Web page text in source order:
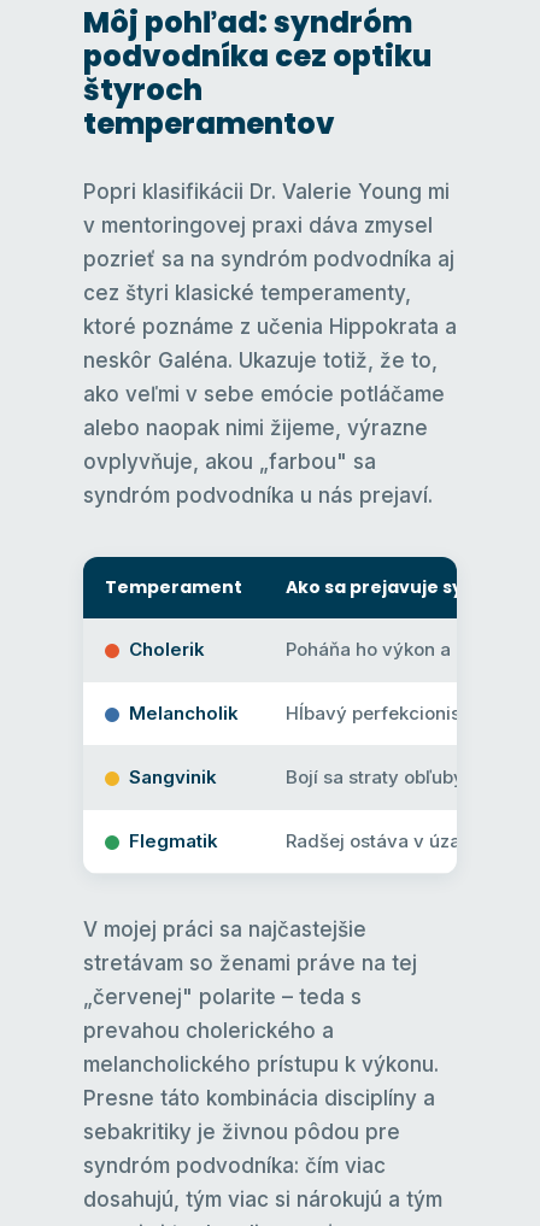
Môj pohľad: syndróm
podvodníka cez optiku
štyroch
temperamentov
Popri klasifikácii Dr. Valerie Young mi
v mentoringovej praxi dáva zmysel
pozrieť sa na syndróm podvodníka aj
cez štyri klasické temperamenty,
ktoré poznáme z učenia Hippokrata a
neskôr Galéna. Ukazuje totiž, že to,
ako veľmi v sebe emócie potláčame
alebo naopak nimi žijeme, výrazne
ovplyvňuje, akou „farbou" sa
syndróm podvodníka u nás prejaví.
Temperament Ako sa prejavuje syndróm
Cholerik Poháňa ho výkon a
Melancholik Hĺbavý perfekcionista, ktorý
Sangvinik Bojí sa straty obľuby a
Flegmatik Radšej ostáva v úzadí a
V mojej práci sa najčastejšie
stretávam so ženami práve na tej
„červenej" polarite – teda s
prevahou cholerického a
melancholického prístupu k výkonu.
Presne táto kombinácia disciplíny a
sebakritiky je živnou pôdou pre
syndróm podvodníka: čím viac
dosahujú, tým viac si nárokujú a tým